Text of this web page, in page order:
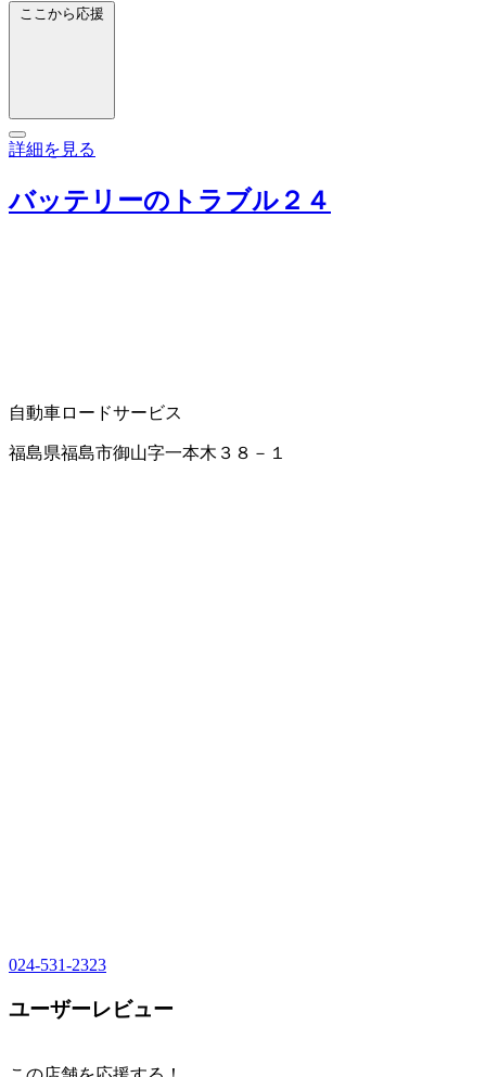
ここから応援
詳細を見る
バッテリーのトラブル２４
自動車ロードサービス
福島県福島市御山字一本木３８－１
024-531-2323
ユーザーレビュー